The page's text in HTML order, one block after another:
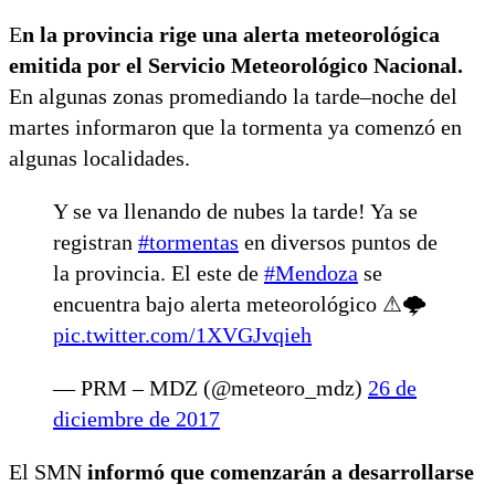
En la provincia rige una alerta meteorológica
emitida por el Servicio Meteorológico Nacional.
En algunas zonas promediando la tarde–noche del
martes informaron que la tormenta ya comenzó en
algunas localidades.
Y se va llenando de nubes la tarde! Ya se
registran #tormentas en diversos puntos de
la provincia. El este de #Mendoza se
encuentra bajo alerta meteorológico ⚠🌩
pic.twitter.com/1XVGJvqieh
— PRM – MDZ (@meteoro_mdz) 26 de
diciembre de 2017
El SMN informó que comenzarán a desarrollarse